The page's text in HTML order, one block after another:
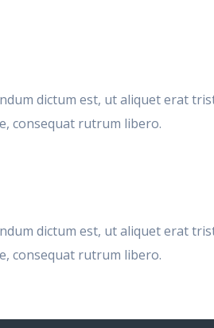
dictum est, ut aliquet erat
consequat rutrum libero.
dictum est, ut aliquet erat
consequat rutrum libero.